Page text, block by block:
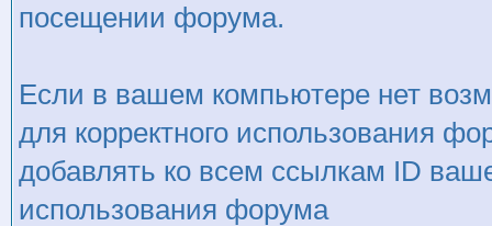
посещении форума.
Если в вашем компьютере нет
для корректного использования
добавлять ко всем ссылкам ID
использования форума